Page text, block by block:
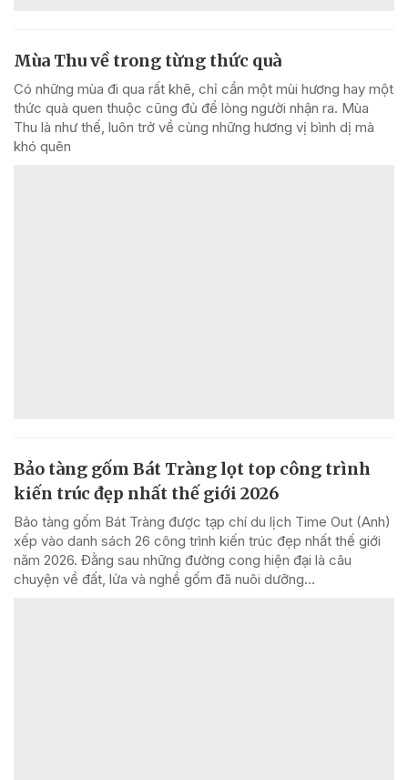
Mùa Thu về trong từng thức quà
Có những mùa đi qua rất khẽ, chỉ cần một mùi hương hay một
thức quà quen thuộc cũng đủ để lòng người nhận ra. Mùa
Thu là như thế, luôn trở về cùng những hương vị bình dị mà
khó quên
Bảo tàng gốm Bát Tràng lọt top công trình
kiến trúc đẹp nhất thế giới 2026
Bảo tàng gốm Bát Tràng được tạp chí du lịch Time Out (Anh)
xếp vào danh sách 26 công trình kiến trúc đẹp nhất thế giới
năm 2026. Đằng sau những đường cong hiện đại là câu
chuyện về đất, lửa và nghề gốm đã nuôi dưỡng...